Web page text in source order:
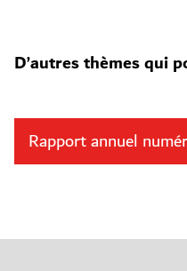
D’autres thèmes qui
Rapport annuel